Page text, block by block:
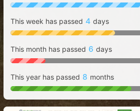
This week has passed 4 days
This month has passed 6 days
This year has passed 8 months